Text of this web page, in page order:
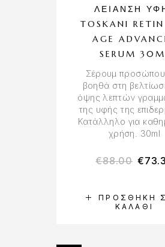
ΠΡΟΣΘΉΚΗ
ΚΑΛΆΘΙ
ΛΕΊΑΝΣΗ
TOSKANI RETIN
AGE
SERUM
Σέρουμ
βοηθά στη
όψης λεπτών
της υφής της
Κατάλληλο για
χρήση. 30ml
€88.00 €